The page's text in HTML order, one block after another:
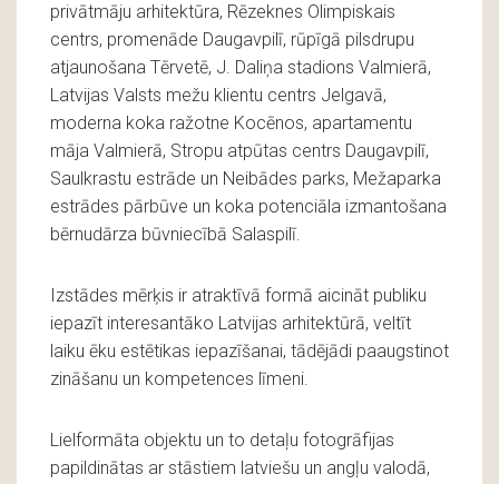
privātmāju arhitektūra, Rēzeknes Olimpiskais
centrs, promenāde Daugavpilī, rūpīgā pilsdrupu
atjaunošana Tērvetē, J. Daliņa stadions Valmierā,
Latvijas Valsts mežu klientu centrs Jelgavā,
moderna koka ražotne Kocēnos, apartamentu
māja Valmierā, Stropu atpūtas centrs Daugavpilī,
Saulkrastu estrāde un Neibādes parks, Mežaparka
estrādes pārbūve un koka potenciāla izmantošana
bērnudārza būvniecībā Salaspilī.
Izstādes mērķis ir atraktīvā formā aicināt publiku
iepazīt interesantāko Latvijas arhitektūrā, veltīt
laiku ēku estētikas iepazīšanai, tādējādi paaugstinot
zināšanu un kompetences līmeni.
Lielformāta objektu un to detaļu fotogrāfijas
papildinātas ar stāstiem latviešu un angļu valodā,